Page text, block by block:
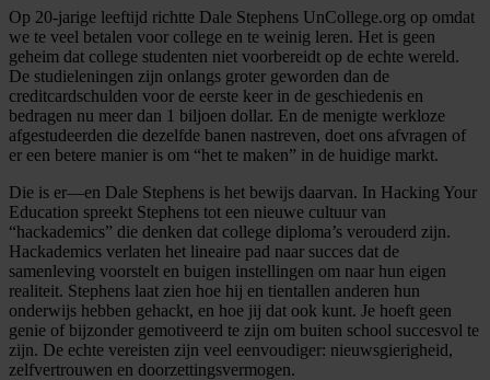
Op 20-jarige leeftijd richtte Dale Stephens UnCollege.org op omdat
we te veel betalen voor college en te weinig leren. Het is geen
geheim dat college studenten niet voorbereidt op de echte wereld.
De studieleningen zijn onlangs groter geworden dan de
creditcardschulden voor de eerste keer in de geschiedenis en
bedragen nu meer dan 1 biljoen dollar. En de menigte werkloze
afgestudeerden die dezelfde banen nastreven, doet ons afvragen of
er een betere manier is om “het te maken” in de huidige markt.
Die is er—en Dale Stephens is het bewijs daarvan. In Hacking Your
Education spreekt Stephens tot een nieuwe cultuur van
“hackademics” die denken dat college diploma’s verouderd zijn.
Hackademics verlaten het lineaire pad naar succes dat de
samenleving voorstelt en buigen instellingen om naar hun eigen
realiteit. Stephens laat zien hoe hij en tientallen anderen hun
onderwijs hebben gehackt, en hoe jij dat ook kunt. Je hoeft geen
genie of bijzonder gemotiveerd te zijn om buiten school succesvol te
zijn. De echte vereisten zijn veel eenvoudiger: nieuwsgierigheid,
zelfvertrouwen en doorzettingsvermogen.